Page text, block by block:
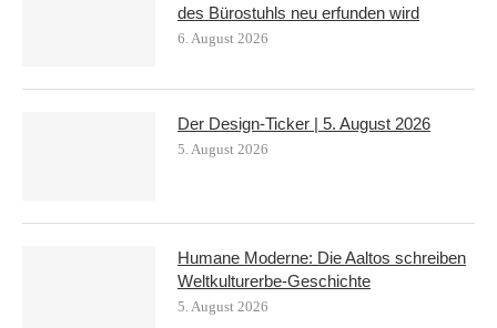
des Bürostuhls neu erfunden wird
6. August 2026
Der Design-Ticker | 5. August 2026
5. August 2026
Humane Moderne: Die Aaltos schreiben
Weltkulturerbe-Geschichte
5. August 2026